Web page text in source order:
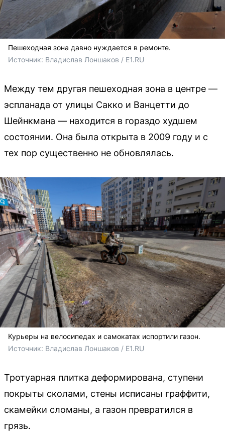
Пешеходная зона давно нуждается в ремонте.
Источник: Владислав Лоншаков / E1.RU
Между тем другая пешеходная зона в центре —
эспланада от улицы Сакко и Ванцетти до
Шейнкмана — находится в гораздо худшем
состоянии. Она была открыта в 2009 году и с
тех пор существенно не обновлялась.
Курьеры на велосипедах и самокатах испортили газон.
Источник: Владислав Лоншаков / E1.RU
Тротуарная плитка деформирована, ступени
покрыты сколами, стены исписаны граффити,
скамейки сломаны, а газон превратился в
грязь.